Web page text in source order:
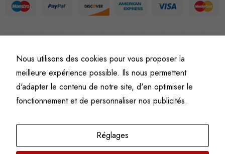
© Fine art numismatics
Politique de confidentialitéConditions générales de vente et d’utilisation
Mentions légales
Nous utilisons des cookies pour vous proposer la
meilleure expérience possible. Ils nous permettent
d'adapter le contenu de notre site, d'en optimiser le
fonctionnement et de personnaliser nos publicités.
Réglages
Afin que
et la
structure du
site Web, en
fonction de